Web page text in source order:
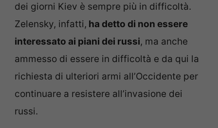
dei giorni Kiev è sempre più in difficoltà.
Zelensky, infatti, ha detto di non essere
interessato ai piani dei russi, ma anche
ammesso di essere in difficoltà e da qui la
richiesta di ulteriori armi all’Occidente per
continuare a resistere all’invasione dei
russi.